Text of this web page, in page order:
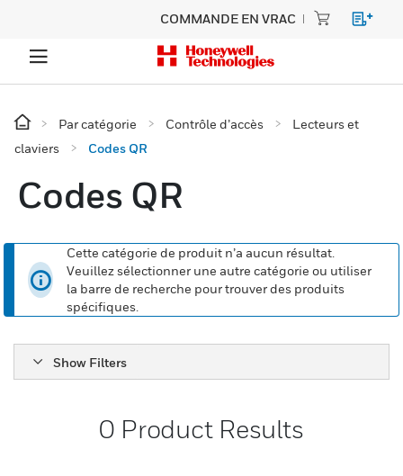
COMMANDE EN VRAC
Par catégorie Contrôle d’accès
Lecteurs et
claviers
Codes QR
Codes QR
Cette catégorie de produit n’a aucun résultat.
Veuillez sélectionner une autre catégorie ou utiliser
la barre de recherche pour trouver des produits
spécifiques.
Show Filters
0 Product Results